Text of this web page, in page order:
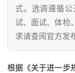
式。选调遵循
试、面试、体检
求请查阅官方发
根据《关于进一步